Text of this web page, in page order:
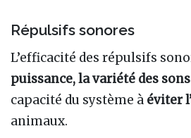
Répulsifs sonores
L’efficacité des répulsifs
puissance, la variété des sons
capacité du système à éviter
animaux.